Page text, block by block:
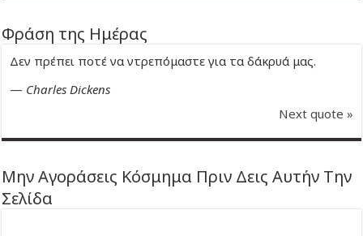
Φράση της Ημέρας
Δεν πρέπει ποτέ να ντρεπόμαστε για τα δάκρυά μας.
— Charles Dickens
Next quote »
Μην Αγοράσεις Κόσμημα Πριν Δεις Αυτήν Την
Σελίδα